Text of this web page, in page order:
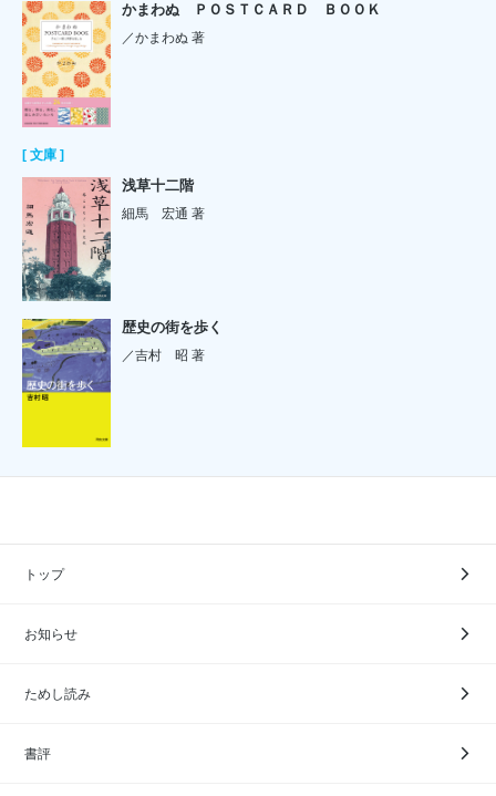
かまわぬ ＰＯＳＴＣＡＲＤ ＢＯＯＫ
／かまわぬ 著
[ 文庫 ]
浅草十二階
細馬 宏通 著
歴史の街を歩く
／吉村 昭 著
トップ
お知らせ
ためし読み
書評